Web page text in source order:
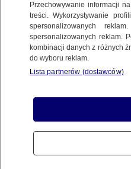
18.10.2012, 06:13Aktualizacja:
Udostępnij
65,6 mln Amerykanów
Republikanów Mittem
opublikowanych w
telemetrycznych
Przechowywanie informacji
treści. Wykorzystywanie
spersonalizowanych
spersonalizowanych reklam.
kombinacji danych z różnych
do wyboru reklam.
Lista partnerów (dostawców)